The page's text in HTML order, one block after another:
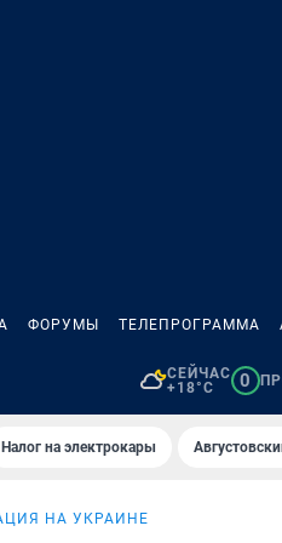
ФОРУМЫ ТЕЛЕПРОГРАММА
СЕЙЧАС
+18°C
0
Налог на электрокары
НА УКРАИНЕ